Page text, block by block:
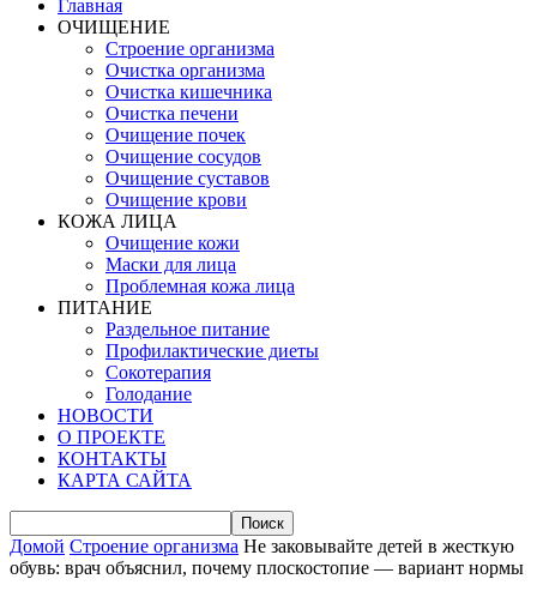
Главная
ОЧИЩЕНИЕ
Строение организма
Очистка организма
Очистка кишечника
Очистка печени
Очищение почек
Очищение сосудов
Очищение суставов
Очищение крови
КОЖА ЛИЦА
Очищение кожи
Маски для лица
Проблемная кожа лица
ПИТАНИЕ
Раздельное питание
Профилактические диеты
Сокотерапия
Голодание
НОВОСТИ
О ПРОЕКТЕ
КОНТАКТЫ
КАРТА САЙТА
Домой Строение организма Не заковывайте детей в жесткую
обувь: врач объяснил, почему плоскостопие — вариант нормы